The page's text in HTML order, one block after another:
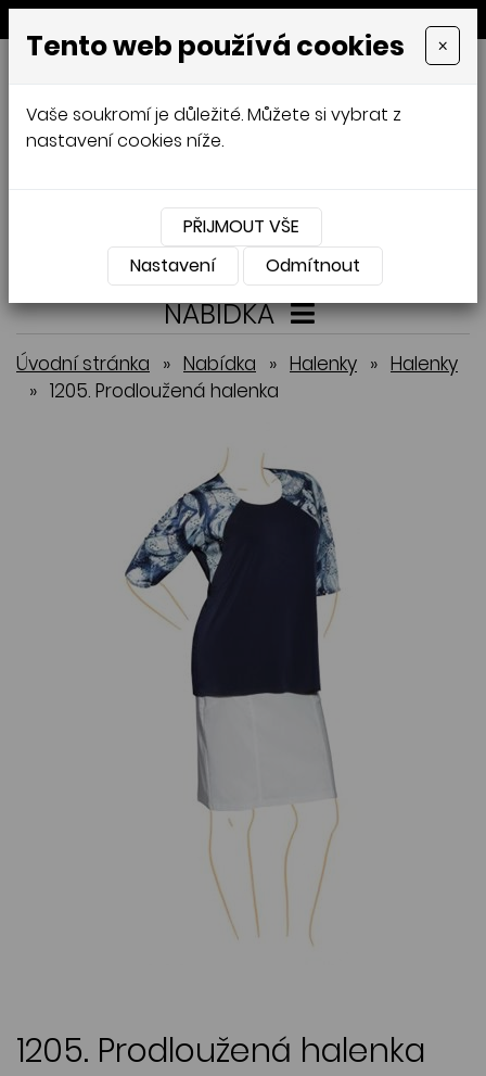
MENU
GALAMODA-XXL
Jana Mládková
XXL,ČESKÁ VÝROBA
Přihlásit Košík 0
NABÍDKA
Úvodní stránka » Nabídka » Halenky » Halenky
» 1205. Prodloužená halenka
1205. Prodloužená halenka
Tento web používá cookies ×
Vaše soukromí je důležité. Můžete si vybrat z
nastavení cookies níže.
PŘIJMOUT VŠE
Nastavení
Odmítnout